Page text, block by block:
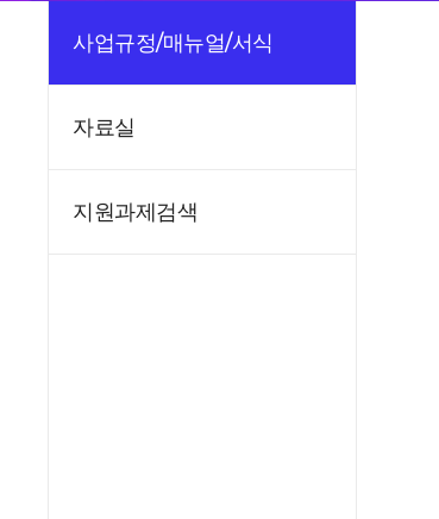
사업규정/매뉴얼/서식
자료실
지원과제검색